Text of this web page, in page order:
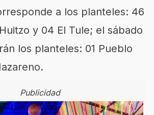
a los planteles: 46
y 04 El Tule; el sábado
los planteles: 01 Pueblo
Publicidad